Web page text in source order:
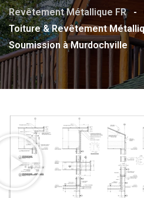
Revêtement Métallique FR -
Toiture & Revêtement
Soumission à Murdochville